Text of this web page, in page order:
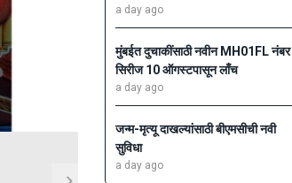
a day ago
मुंबईत दुचाकींसाठी नवीन MH01FL नंबर
सिरीज 10 ऑगस्टपासून लाँच
a day ago
जन्म-मृत्यू दाखल्यांसाठी बीएमसीची नवी
सुविधा
a day ago